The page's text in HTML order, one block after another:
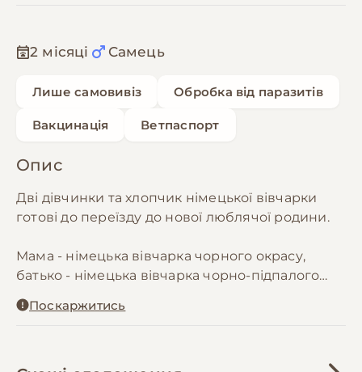
2 місяці Самець
Лише самовивіз Обробка від паразитів
Вакцинація Ветпаспорт
Опис
Дві дівчинки та хлопчик німецької вівчарки
готові до переїзду до нової люблячої родини.
Мама - німецька вівчарка чорного окрасу,
батько - німецька вівчарка чорно-підпалого
Поскаржитись